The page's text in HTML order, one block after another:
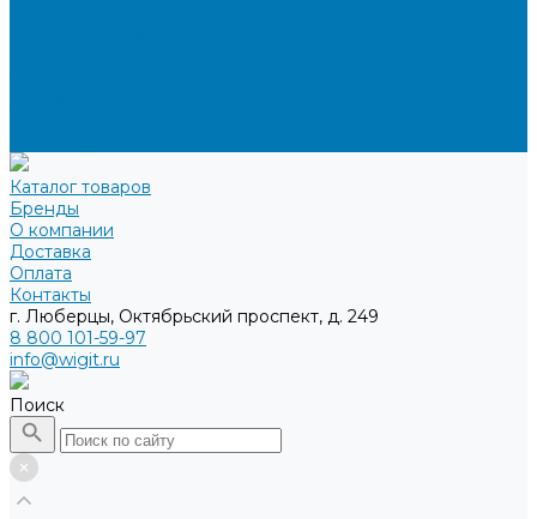
Каталог товаров
Бренды
О компании
Доставка
Оплата
Контакты
г. Люберцы, Октябрьский проспект, д. 249
8 800 101-59-97
info@wigit.ru
Поиск